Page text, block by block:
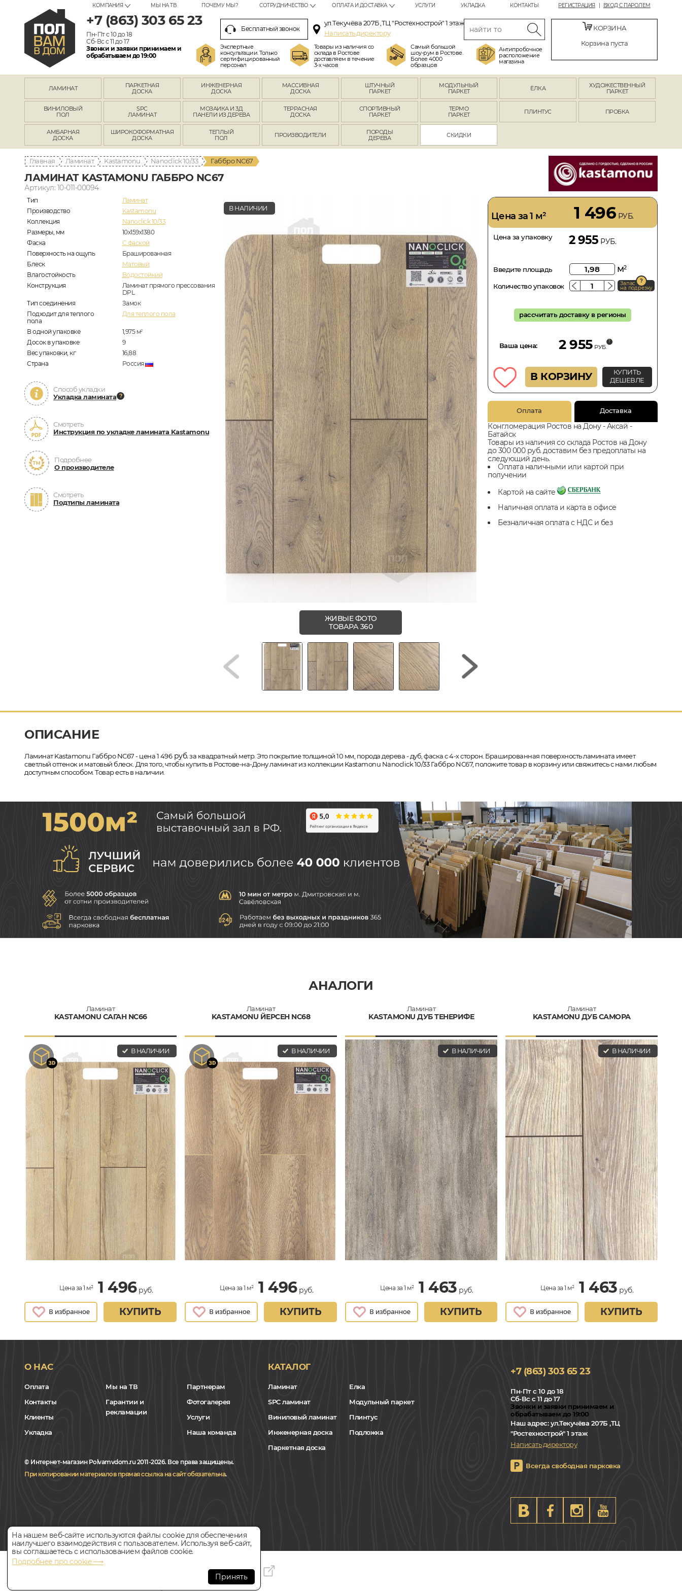
РЕГИСТРАЦИЯ ВХОД С ПАРОЛЕМ
КОМПАНИЯ МЫ НА ТВ ПОЧЕМУ МЫ? СОТРУДНИЧЕСТВО ОПЛАТА И ДОСТАВКА УСЛУГИ УКЛАДКА КОНТАКТЫ
+7 (863) 303 65 23
Пн-Пт с 10 до 18
Сб-Вс с 11 до 17
Звонки и заявки принимаем и
обрабатываем до 19:00
Бесплатный звонок
ул.Текучёва 207Б ,ТЦ "Ростехнострой" 1 этаж
Написать директору
Экспертные
консультации. Только
сертифицированный
персонал
Товары из наличия со
склада в Ростове
доставляем в течение
3-х часов
Самый большой
шоу-рум в Ростове.
Более 4000
образцов
Антипробочное
расположение
магазина
КОРЗИНА
Корзина пуста
ЛАМИНАТ
ПАРКЕТНАЯ
ДОСКА
ИНЖЕНЕРНАЯ
ДОСКА
МАССИВНАЯ
ДОСКА
ШТУЧНЫЙ
ПАРКЕТ
МОДУЛЬНЫЙ
ПАРКЕТ
ЁЛКА
ХУДОЖЕСТВЕННЫЙ
ПАРКЕТ
ВИНИЛОВЫЙ
ПОЛ
SPC
ЛАМИНАТ
МОЗАИКА И 3Д
ПАНЕЛИ ИЗ ДЕРЕВА
ТЕРРАСНАЯ
ДОСКА
СПОРТИВНЫЙ
ПАРКЕТ
ТЕРМО
ПАРКЕТ
ПЛИНТУС ПРОБКА
АМБАРНАЯ
ДОСКА
ШИРОКОФОРМАТНАЯ
ДОСКА
ТЕПЛЫЙ
ПОЛ
ПРОИЗВОДИТЕЛИ
ПОРОДЫ
ДЕРЕВА
СКИДКИ
Главная Ламинат Kastamonu Nanoclick 10/33 Габбро NC67
ЛАМИНАТ KASTAMONU ГАББРО NC67
Артикул: 10-011-00094
Тип
Ламинат
Производство
Kastamonu
Коллекция
Nanoclick 10/33
Размеры, мм
10х159х1380
Фаска
C фаской
Поверхность на ощупь
Брашированная
Блеск
Матовый
Влагостойкость
Водостойкий
Конструкция
Ламинат прямого прессования
DPL
Тип соединения
Замок
Подходит для теплого
пола
Для теплого пола
В одной упаковке 1,975 м2
Досок в упаковке
9
Вес упаковки, кг
16,88
Страна
Россия
Способ укладки
Укладка ламината
Смотреть
Инструкция по укладке ламината Kastamonu
Подробнее
О производителе
Смотреть
Подтипы ламината
В НАЛИЧИИ
ЖИВЫЕ ФОТО
ТОВАРА 360
Цена за 1 м² 1 496 РУБ.
Цена за упаковку 2 955 РУБ.
Введите площадь м2
Количество упаковок Запас
на подрезку
рассчитать доставку в регионы
Ваша цена: 2 955 РУБ.
В КОРЗИНУ
КУПИТЬ
ДЕШЕВЛЕ
Оплата Доставка
Конгломерация Ростов на Дону - Аксай -
Батайск
Товары из наличия со склада Ростов на Дону
до 300 000 руб. доставим без предоплаты на
следующий день.
Оплата наличными или картой при
получении
Картой на сайте
Наличная оплата и карта в офисе
Безналичная оплата с НДС и без
ОПИСАНИЕ
Ламинат Kastamonu Габбро NC67 - цена 1 496руб.за квадратный метр. Это покрытие толщиной 10 мм, порода дерева - дуб, фаска с 4-х сторон. Брашированная поверхность ламината имеет
светлый оттенок и матовый блеск. Для того, чтобы купить в Ростове-на-Дону ламинат из коллекции Kastamonu Nanoclick 10/33 Габбро NC67, положите товар в корзину или свяжитесь с нами любым
доступным способом. Товар есть в наличии.
АНАЛОГИ
Ламинат
KASTAMONU САГАН NC66
В НАЛИЧИИ
Цена за 1 м² 1 496руб.
КУПИТЬ
Ламинат
KASTAMONU ЙЕРСЕН NC68
В НАЛИЧИИ
Цена за 1 м² 1 496руб.
КУПИТЬ
Ламинат
KASTAMONU ДУБ ТЕНЕРИФЕ
В НАЛИЧИИ
Цена за 1 м² 1 463 руб.
КУПИТЬ
Ламинат
KASTAMONU ДУБ САМОРА
В НАЛИЧИИ
Цена за 1 м² 1 463 руб.
КУПИТЬ
О НАС
Оплата
Контакты
Клиенты
Укладка
Мы на ТВ
Гарантии и
рекламации
Партнерам
Фотогалерея
Услуги
Наша команда
КАТАЛОГ
Ламинат
SPC ламинат
Виниловый ламинат
Инженерная доска
Паркетная доска
Елка
Модульный паркет
Плинтус
Подложка
+7 (863) 303 65 23
Пн-Пт с 10 до 18
Сб-Вс с 11 до 17
Звонки и заявки принимаем и
обрабатываем до 19:00
Наш адрес:ул.Текучёва 207Б ,ТЦ
"Ростехнострой" 1 этаж
Написать директору
Всегда свободная парковка
© Интернет-магазин Polvamvdom.ru 2011-2026. Все права защищены.
При копировании материалов прямая ссылка на сайт обязательна.
На нашем веб-сайте используются файлы cookie для обеспечения
наилучшего взаимодействия с пользователем. Используя веб-сайт,
вы соглашаетесь с использованием файлов cookie.
Подробнее про cookie ⟶
Принять